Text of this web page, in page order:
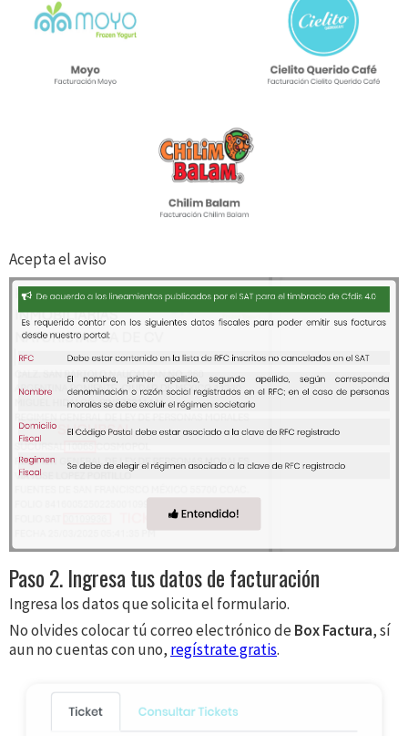
Acepta el aviso
Paso 2. Ingresa tus datos de facturación
Ingresa los datos que solicita el formulario.
No olvides colocar tú correo electrónico deBox Factura, sí
aun no cuentas con uno, regístrate gratis.